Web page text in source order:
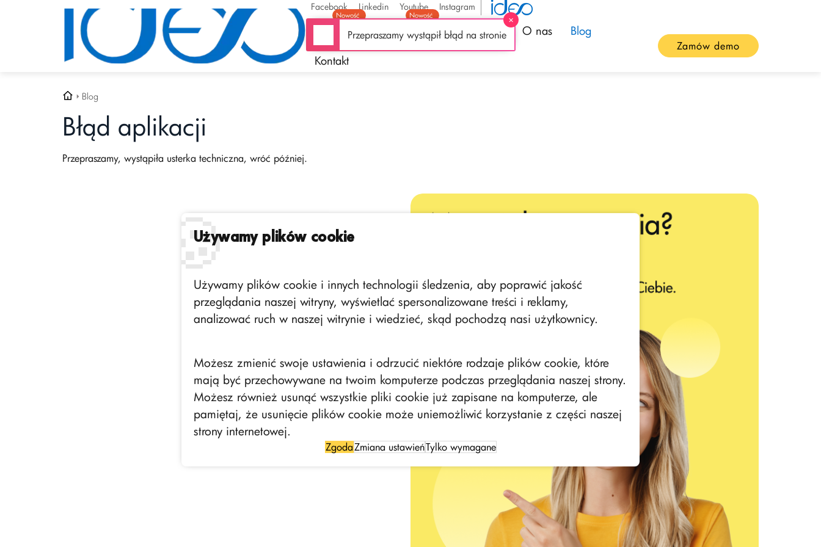
🍪
Używamy plików cookie
Używamy plików cookie i innych technologii śledzenia, aby poprawić jakość
przeglądania naszej witryny, wyświetlać spersonalizowane treści i reklamy,
analizować ruch w naszej witrynie i wiedzieć, skąd pochodzą nasi użytkownicy.
Możesz zmienić swoje ustawienia i odrzucić niektóre rodzaje plików cookie, które
mają być przechowywane na twoim komputerze podczas przeglądania naszej strony.
Możesz również usunąć wszystkie pliki cookie już zapisane na komputerze, ale
pamiętaj, że usunięcie plików cookie może uniemożliwić korzystanie z części naszej
strony internetowej.
ZgodaZmiana ustawieńTylko wymagane
Facebook Linkedin Youtube Instagram
Nowość
Funkcjonalności
Nowość
Realizacje O nas Blog
Kontakt
Zamów demo
Blog
Błąd aplikacji
Przepraszamy, wystąpiła usterka techniczna, wróć później.
Przepraszamy wystąpił błąd na stronie
✕